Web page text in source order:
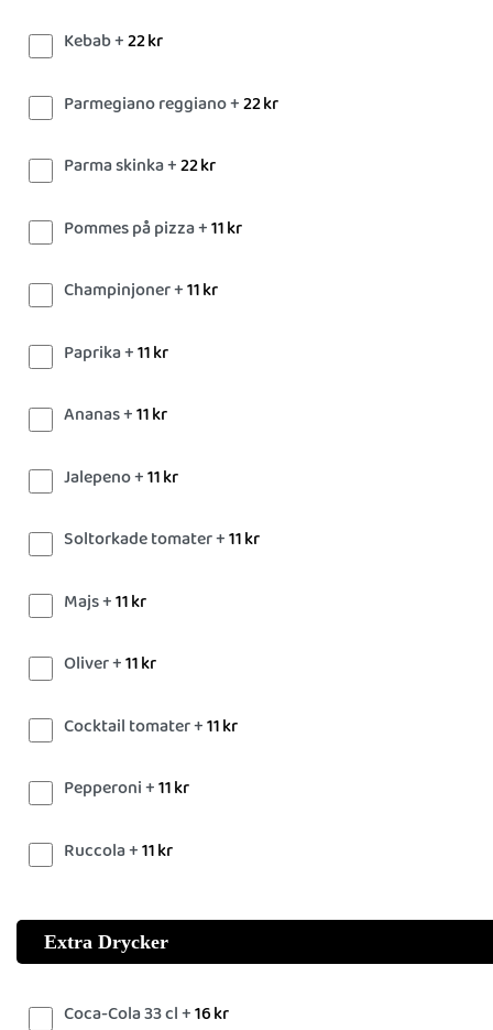
Kebab +22kr
Parmegiano reggiano +22kr
Parma skinka +22kr
Pommes på pizza +11kr
Champinjoner +11kr
Paprika +11kr
Ananas +11kr
Jalepeno +11kr
Soltorkade tomater +11kr
Majs +11kr
Oliver +11kr
Cocktail tomater +11kr
Pepperoni +11kr
Ruccola +11kr
Extra Drycker
Coca-Cola 33 cl +16kr